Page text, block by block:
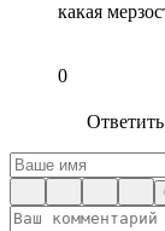
какая
0
Ответить